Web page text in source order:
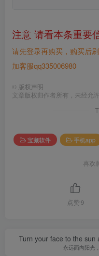
注意 请看本条重要
请先登录再购买，购买后
加客服qq335006980
© 版权声明
文章版权归作者所有，未经允许
宝藏软件 手机app
喜欢
点赞 9
Turn your face to the sun
永远面向阳光